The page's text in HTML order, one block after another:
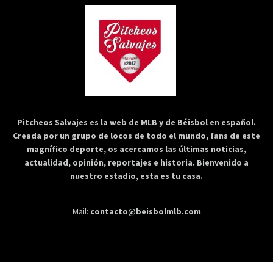
Pitcheos Salvajes es la web de MLB y de Béisbol en español.
Creada por un grupo de locos de todo el mundo, fans de este
magnífico deporte, os acercamos las últimas noticias,
actualidad, opinión, reportajes e historia. Bienvenido a
nuestro estadio, esta es tu casa.
Mail: contacto@beisbolmlb.com